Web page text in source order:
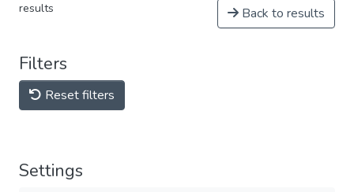
results Back to results
Filters
Reset filters
Settings